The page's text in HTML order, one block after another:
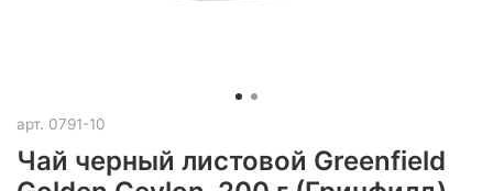
арт. 0791-10
Чай черный листовой Greenfield